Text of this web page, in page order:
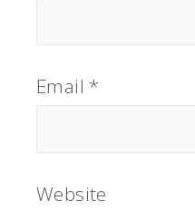
Email*
Website